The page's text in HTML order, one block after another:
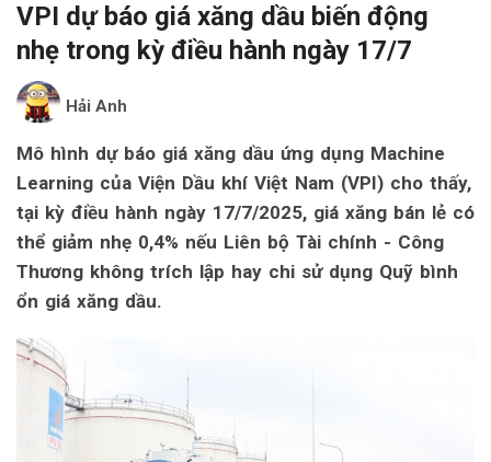
VPI dự báo giá xăng dầu biến động
nhẹ trong kỳ điều hành ngày 17/7
Hải Anh
Mô hình dự báo giá xăng dầu ứng dụng Machine
Learning của Viện Dầu khí Việt Nam (VPI) cho thấy,
tại kỳ điều hành ngày 17/7/2025, giá xăng bán lẻ có
thể giảm nhẹ 0,4% nếu Liên bộ Tài chính - Công
Thương không trích lập hay chi sử dụng Quỹ bình
ổn giá xăng dầu.